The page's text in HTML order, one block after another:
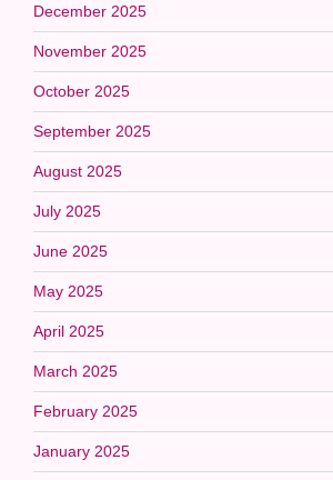
December 2025
November 2025
October 2025
September 2025
August 2025
July 2025
June 2025
May 2025
April 2025
March 2025
February 2025
January 2025